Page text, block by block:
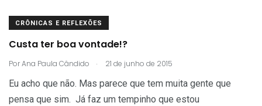
CRÔNICAS E REFLEXÕES
Custa ter boa vontade!?
PorAna Paula Cândido . 21 de junho de 2015
Eu acho que não. Mas parece que tem muita gente que
pensa que sim. Já faz um tempinho que estou